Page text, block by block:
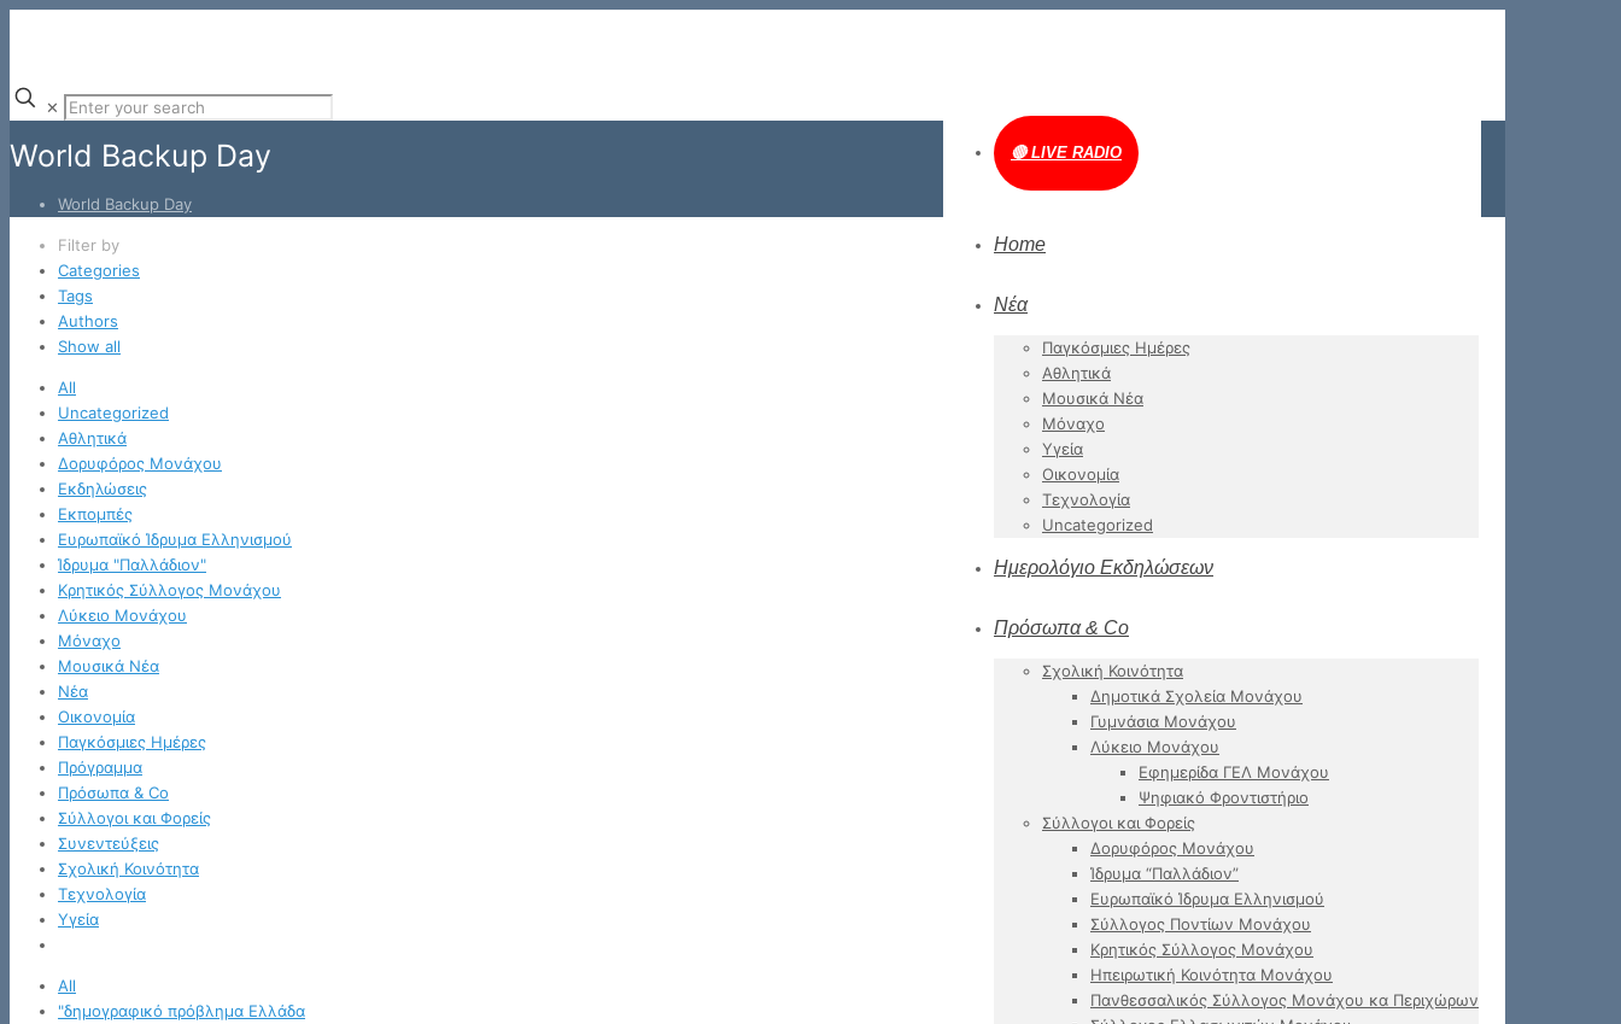
🔴 LIVE RADIO
Home
Νέα
Παγκόσμιες Ημέρες
Αθλητικά
Μουσικά Νέα
Μόναχο
Υγεία
Οικονομία
Τεχνολογία
Uncategorized
Ημερολόγιο Εκδηλώσεων
Πρόσωπα & Co
Σχολική Κοινότητα
Δημοτικά Σχολεία Μονάχου
Γυμνάσια Μονάχου
Λύκειο Μονάχου
Εφημερίδα ΓΕΛ Μονάχου
Ψηφιακό Φροντιστήριο
Σύλλογοι και Φορείς
Δορυφόρος Μονάχου
Ίδρυμα “Παλλάδιον”
Ευρωπαϊκό Ίδρυμα Ελληνισμού
Σύλλογος Ποντίων Μονάχου
Κρητικός Σύλλογος Μονάχου
Ηπειρωτική Κοινότητα Μονάχου
Πανθεσσαλικός Σύλλογος Μονάχου κα Περιχώρων
✕
World Backup Day
World Backup Day
Filter by
Categories
Tags
Authors
Show all
All
Uncategorized
Αθλητικά
Δορυφόρος Μονάχου
Εκδηλώσεις
Εκπομπές
Ευρωπαϊκό Ίδρυμα Ελληνισμού
Ίδρυμα "Παλλάδιον"
Κρητικός Σύλλογος Μονάχου
Λύκειο Μονάχου
Μόναχο
Μουσικά Νέα
Νέα
Οικονομία
Παγκόσμιες Ημέρες
Πρόγραμμα
Πρόσωπα & Co
Σύλλογοι και Φορείς
Συνεντεύξεις
Σχολική Κοινότητα
Τεχνολογία
Υγεία
All
"δημογραφικό πρόβλημα Ελλάδα